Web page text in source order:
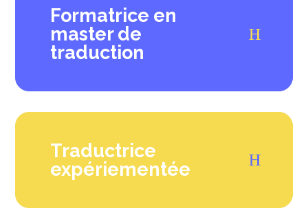
Formatrice en
master de
traduction
Traductrice
expériementée